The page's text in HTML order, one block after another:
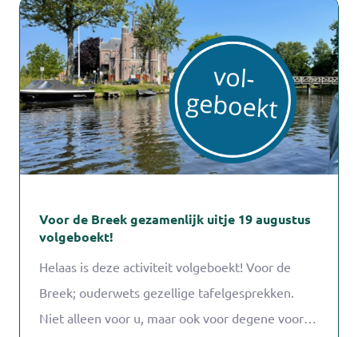
hulpverleners van Wijkcentrum de Daalder,
begeleiden de groep. Zij zorgen ook dat er altijd
iets lekkers bij de thee en koffie is!
Voor de Breek gezamenlijk uitje 19 augustus
volgeboekt!
Helaas is deze activiteit volgeboekt! Voor de
Breek; ouderwets gezellige tafelgesprekken.
Niet alleen voor u, maar ook voor degene voor